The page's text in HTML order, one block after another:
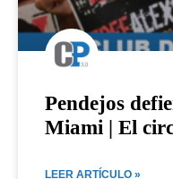
Pendejos
Miami | El
LEER ARTÍCULO »